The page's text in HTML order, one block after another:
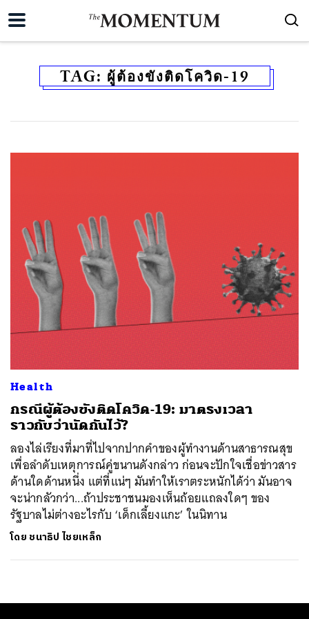
TAG: ผู้ต้องขังติดโควิด-19
Health
กรณีผู้ต้องขังติดโควิด-19: มาตรงเวลา
ราวกับว่านัดกันไว้?
ลองไล่เรียงที่มาที่ไปจากปากคำของผู้ทำงานด้านสาธารณสุข
เพื่อลำดับเหตุการณ์คู่ขนานดังกล่าว ก่อนจะปักใจเชื่อข่าวสาร
ด้านใดด้านหนึ่ง แต่ที่แน่ๆ มันทำให้เราตระหนักได้ว่า มันอาจ
จะน่ากลัวกว่า...ถ้าประชาชนมองเห็นถ้อยแถลงใดๆ ของ
รัฐบาลไม่ต่างอะไรกับ ‘เด็กเลี้ยงแกะ’ ในนิทาน
โดย ชนาธิป ไชยเหล็ก
SHARE TWEET LINE EMAIL